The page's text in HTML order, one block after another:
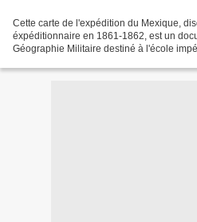
Cette carte de l'expédition du Mexique,
éxpéditionnaire en 1861-1862, est un
Géographie Militaire destiné à l'école